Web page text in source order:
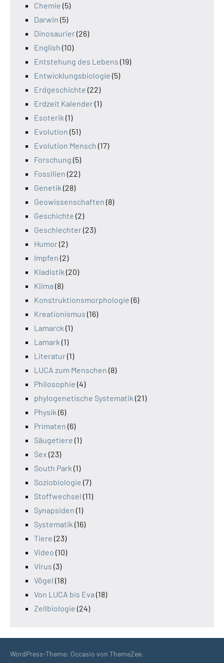
Chemie (5)
Darwin (5)
Dinosaurier(26)
English (10)
Entstehung des Lebens (19)
Entwicklungsbiologie (5)
Erdgeschichte (22)
Erdzeit Kalender(1)
Esoterik (1)
Evolution (51)
Evolution Mensch (17)
Forschung (5)
Fossilien (22)
Genetik (28)
Geowissenschaften (8)
Geschichte (2)
Geschlechter(23)
Humor(2)
Impfen (2)
Kladistik (20)
Klima (8)
Konstruktionsmorphologie (6)
Kreationismus (16)
Lamarck (1)
Lamark (1)
Literatur(1)
LUCA zum Menschen (8)
Philosophie (4)
phylogenetische Systematik (21)
Physik (6)
Primaten (6)
Säugetiere (1)
Sex (23)
South Park (1)
Soziobiologie (7)
Stoffwechsel (11)
Synapsiden (1)
Systematik (16)
Tiere (23)
Video (10)
Virus (3)
Vögel (18)
Von LUCA bis Eva (18)
Zellbiologie (24)
WordPress-Theme: Occasio von ThemeZee.